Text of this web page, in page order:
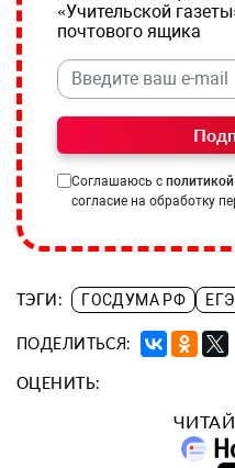
«Учительской
почтового ящика
Соглашаюсь с
согласие на обработку
ТЭГИ: ГОСДУМА РФ ЕГЭ
ПОДЕЛИТЬСЯ:
ОЦЕНИТЬ: